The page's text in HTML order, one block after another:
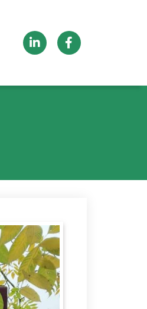
Linkedin-
in
Facebook-
f